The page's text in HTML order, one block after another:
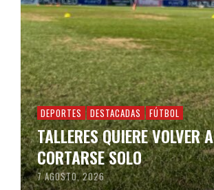
DEPORTES DESTACADAS FÚTBOL
TALLERES QUIERE VOLVER A
CORTARSE SOLO
7 AGOSTO, 2026